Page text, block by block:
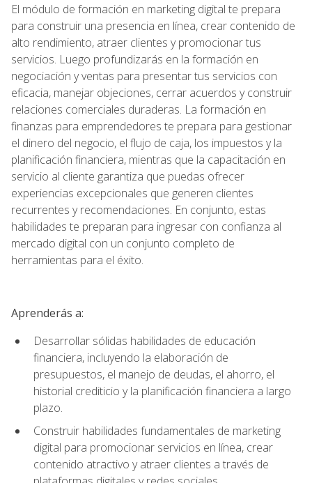
El módulo de formación en marketing digital te prepara
para construir una presencia en línea, crear contenido de
alto rendimiento, atraer clientes y promocionar tus
servicios. Luego profundizarás en la formación en
negociación y ventas para presentar tus servicios con
eficacia, manejar objeciones, cerrar acuerdos y construir
relaciones comerciales duraderas. La formación en
finanzas para emprendedores te prepara para gestionar
el dinero del negocio, el flujo de caja, los impuestos y la
planificación financiera, mientras que la capacitación en
servicio al cliente garantiza que puedas ofrecer
experiencias excepcionales que generen clientes
recurrentes y recomendaciones. En conjunto, estas
habilidades te preparan para ingresar con confianza al
mercado digital con un conjunto completo de
herramientas para el éxito.
Aprenderás a:
Desarrollar sólidas habilidades de educación
financiera, incluyendo la elaboración de
presupuestos, el manejo de deudas, el ahorro, el
historial crediticio y la planificación financiera a largo
plazo.
Construir habilidades fundamentales de marketing
digital para promocionar servicios en línea, crear
contenido atractivo y atraer clientes a través de